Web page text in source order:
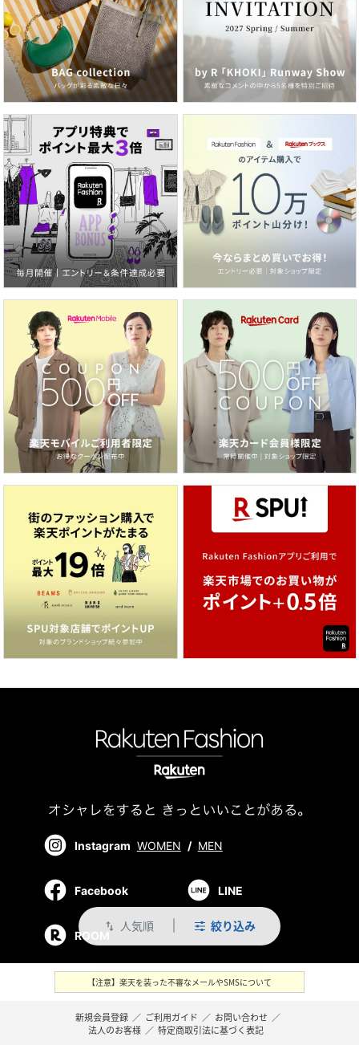
swap_vert 人気順 絞り込み
Instagram WOMEN / MEN
Facebook LINE
ROOM
【注意】楽天を装った不審なメールやSMSについて
新規会員登録 ／ ご利用ガイド ／ お問い合わせ ／
法人のお客様 ／ 特定商取引法に基づく表記